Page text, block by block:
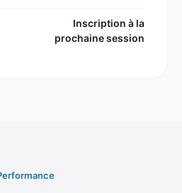
Inscription à la
prochaine session